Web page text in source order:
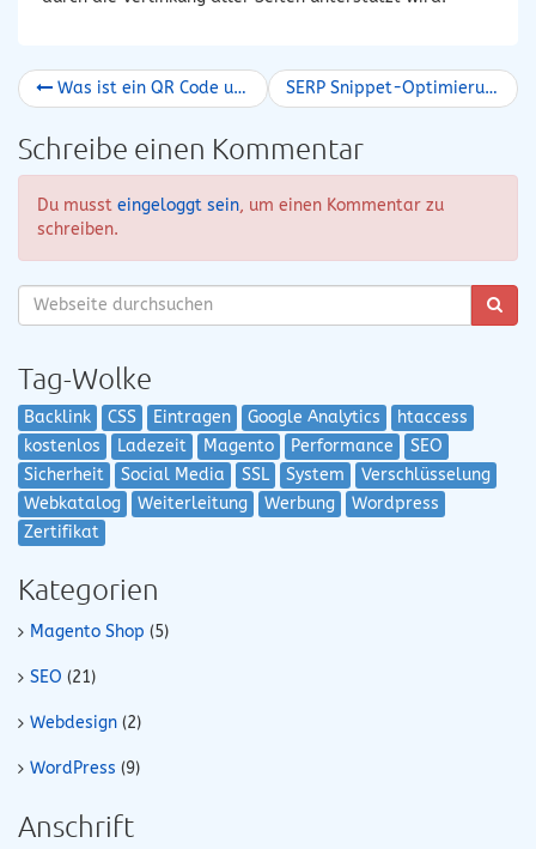
Was ist ein QR Code und wie nutzt man ihn? SERP Snippet-Optimierung – Mit den richtigen Meta-Titles und Meta-Descriptions mehr Klicks bekommen
Schreibe einen Kommentar
Du musst eingeloggt sein, um einen Kommentar zu
schreiben.
Tag-Wolke
Backlink CSS Eintragen Google Analytics
htaccess
kostenlos
Ladezeit Magento Performance
SEO
Sicherheit
Social Media SSL System
Verschlüsselung
Webkatalog
Weiterleitung Werbung
Wordpress
Zertifikat
Kategorien
Magento Shop (5)
SEO (21)
Webdesign (2)
WordPress (9)
Anschrift